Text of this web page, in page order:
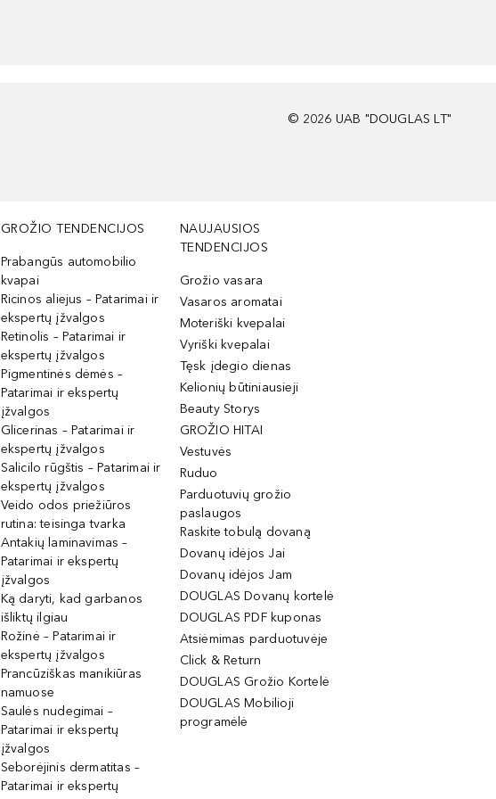
© 2026 UAB "DOUGLAS LT"
GROŽIO TENDENCIJOS
Prabangūs automobilio
kvapai
Ricinos aliejus – Patarimai ir
ekspertų įžvalgos
Retinolis – Patarimai ir
ekspertų įžvalgos
Pigmentinės dėmės –
Patarimai ir ekspertų
įžvalgos
Glicerinas – Patarimai ir
ekspertų įžvalgos
Salicilo rūgštis – Patarimai ir
ekspertų įžvalgos
Veido odos priežiūros
rutina: teisinga tvarka
Antakių laminavimas –
Patarimai ir ekspertų
įžvalgos
Ką daryti, kad garbanos
išliktų ilgiau
Rožinė – Patarimai ir
ekspertų įžvalgos
Prancūziškas manikiūras
namuose
Saulės nudegimai –
Patarimai ir ekspertų
įžvalgos
Seborėjinis dermatitas –
Patarimai ir ekspertų
NAUJAUSIOS
TENDENCIJOS
Grožio vasara
Vasaros aromatai
Moteriški kvepalai
Vyriški kvepalai
Tęsk įdegio dienas
Kelionių būtiniausieji
Beauty Storys
GROŽIO HITAI
Vestuvės
Ruduo
Parduotuvių grožio
paslaugos
Raskite tobulą dovaną
Dovanų idėjos Jai
Dovanų idėjos Jam
DOUGLAS Dovanų kortelė
DOUGLAS PDF kuponas
Atsiėmimas parduotuvėje
Click & Return
DOUGLAS Grožio Kortelė
DOUGLAS Mobilioji
programėlė